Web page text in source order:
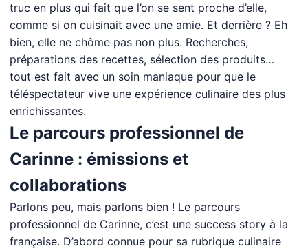
truc en plus qui fait que l’on se sent proche d’elle,
comme si on cuisinait avec une amie. Et derrière ? Eh
bien, elle ne chôme pas non plus. Recherches,
préparations des recettes, sélection des produits…
tout est fait avec un soin maniaque pour que le
téléspectateur vive une expérience culinaire des plus
enrichissantes.
Le parcours professionnel de
Carinne : émissions et
collaborations
Parlons peu, mais parlons bien ! Le parcours
professionnel de Carinne, c’est une success story à la
française. D’abord connue pour sa rubrique culinaire